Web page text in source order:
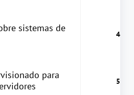
sistemas de
para